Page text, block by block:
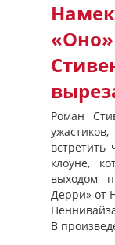
Роман
клоуне,
выходом
Дерри» от
В